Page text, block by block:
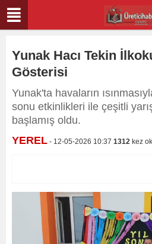
Yunak Hacı Tekin
Gösterisi
Yunak'ta havaların
sonu etkinlikleri ile çeşitli
başlamış oldu.
YEREL - 12-05-2026 10:37 1312 kez